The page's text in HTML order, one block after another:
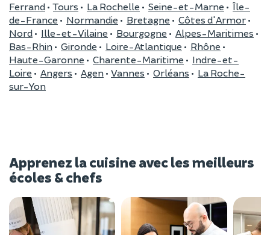
Ferrand •Tours • La Rochelle • Seine-et-Marne • Île-
de-France • Normandie • Bretagne • Côtes d'Armor •
Nord • Ille-et-Vilaine • Bourgogne • Alpes-Maritimes •
Bas-Rhin • Gironde • Loire-Atlantique • Rhône •
Haute-Garonne • Charente-Maritime • Indre-et-
Loire • Angers • Agen • Vannes • Orléans • La Roche-
sur-Yon
Apprenez la cuisine avec les meilleurs
écoles & chefs